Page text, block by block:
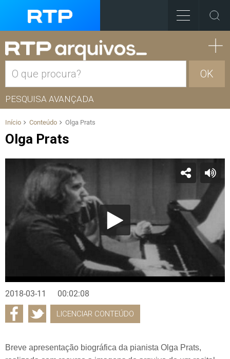
OK
PESQUISA AVANÇADA
Início Conteúdo Olga Prats
Olga Prats
2018-03-11 00:02:08
LICENCIAR CONTEÚDO
Breve apresentação biográfica da pianista Olga Prats,